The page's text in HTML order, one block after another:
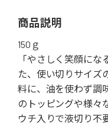
商品説明
150ｇ
「やさしく笑顔に
た、使い切りサイズ
料に、油を使わず調
のトッピングや様々
ウチ入りで液切り不